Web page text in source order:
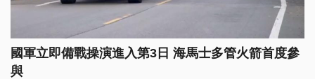
國軍立即備戰操演進入第3日 海馬士多管火箭首度參
與